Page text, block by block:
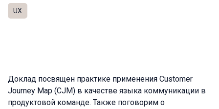
UX
Доклад посвящен практике применения Customer
Journey Map (CJM) в качестве языка коммуникации в
продуктовой команде. Также поговорим о